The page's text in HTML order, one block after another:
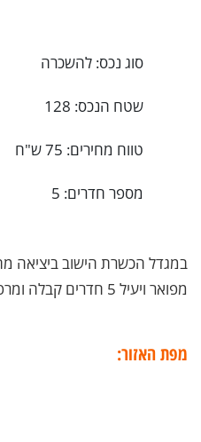
סוג נכס: להשכרה
שטח הנכס: 128
טווח מחירים: 75 ש"ח
מספר חדרים: 5
במגדל הכשרת הישוב
מפואר ויעיל 5 חדרים קבלה ומרפסת לכניסה מיידית
מפת האזור: